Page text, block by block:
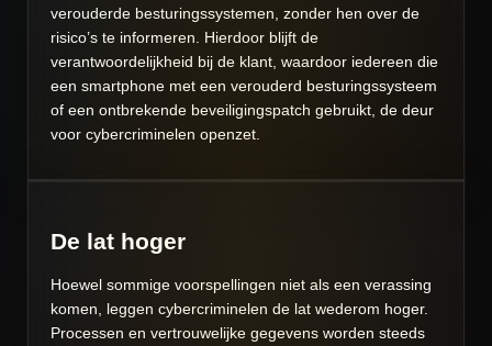
verouderde besturingssystemen, zonder hen over de
risico’s te informeren. Hierdoor blijft de
verantwoordelijkheid bij de klant, waardoor iedereen die
een smartphone met een verouderd besturingssysteem
of een ontbrekende beveiligingspatch gebruikt, de deur
voor cybercriminelen openzet.
De lat hoger
Hoewel sommige voorspellingen niet als een verassing
komen, leggen cybercriminelen de lat wederom hoger.
Processen en vertrouwelijke gegevens worden steeds